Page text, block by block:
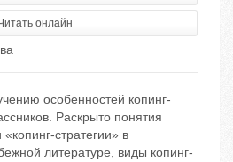
онлайн
особенностей копинг-
Раскрыто понятия
стратегии» в
литературе, виды копинг-